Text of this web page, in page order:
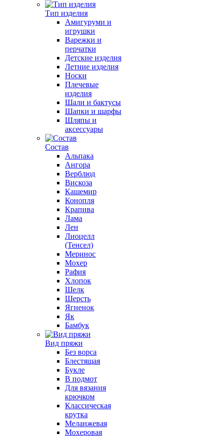
Тип изделия
Амигуруми и
игрушки
Варежки и
перчатки
Детские изделия
Летние изделия
Носки
Плечевые
изделия
Шали и бактусы
Шапки и шарфы
Шляпы и
аксессуары
Состав
Альпака
Ангора
Верблюд
Вискоза
Кашемир
Конопля
Крапива
Лама
Лен
Лиоцелл
(Тенсел)
Меринос
Мохер
Рафия
Хлопок
Шелк
Шерсть
Ягненок
Як
Бамбук
Вид пряжи
Без ворса
Блестящая
Букле
В подмот
Для вязания
крючком
Классическая
крутка
Меланжевая
Мохеровая